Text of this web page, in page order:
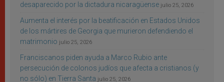
desaparecido por la dictadura nicaragüense julio 25, 2026
Aumenta el interés por la beatificación en Estados Unidos
de los mártires de Georgia que murieron defendiendo el
matrimonio julio 25, 2026
Franciscanos piden ayuda a Marco Rubio ante
persecución de colonos judíos que afecta a cristianos (y
no sólo) en Tierra Santa julio 25, 2026